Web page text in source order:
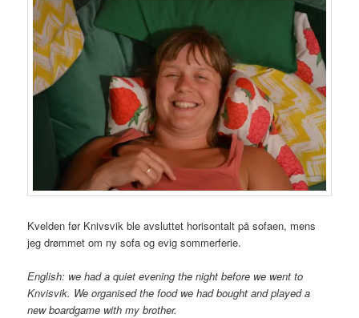
Kvelden før Knivsvik ble avsluttet horisontalt på sofaen, mens
jeg drømmet om ny sofa og evig sommerferie.
English: we had a quiet evening the night before we went to
Knvisvik. We organised the food we had bought and played a
new boardgame with my brother.